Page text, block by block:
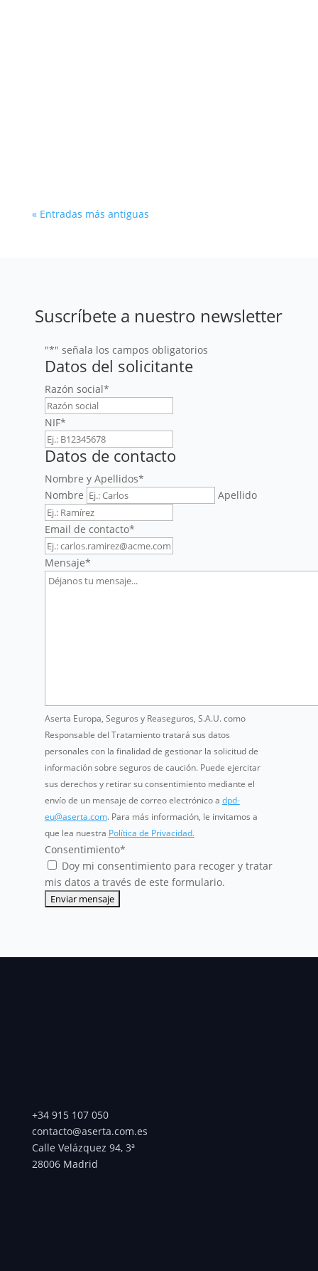
« Entradas más antiguas
Suscríbete a nuestro newsletter
"*" señala los campos obligatorios
Datos del solicitante
Razón social*
NIF*
Datos de contacto
Nombre y Apellidos*
Nombre
Apellido
Email de contacto*
Mensaje*
Aserta Europa, Seguros y Reaseguros, S.A.U. como
Responsable del Tratamiento tratará sus datos
personales con la finalidad de gestionar la solicitud de
información sobre seguros de caución. Puede ejercitar
sus derechos y retirar su consentimiento mediante el
envío de un mensaje de correo electrónico a dpd-
eu@aserta.com. Para más información, le invitamos a
que lea nuestra Política de Privacidad.
Consentimiento*
Doy mi consentimiento para recoger y tratar
mis datos a través de este formulario.
+34 915 107 050
contacto@aserta.com.es
Calle Velázquez 94, 3ª
28006 Madrid